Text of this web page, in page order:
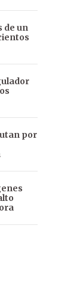
de un
por